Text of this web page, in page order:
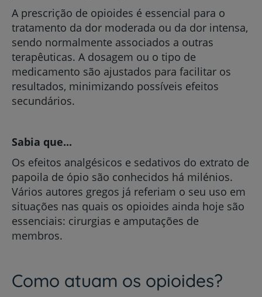
A prescrição de opioides é essencial para o
tratamento da dor moderada ou da dor intensa,
sendo normalmente associados a outras
terapêuticas. A dosagem ou o tipo de
medicamento são ajustados para facilitar os
resultados, minimizando possíveis efeitos
secundários.
Sabia que...
Os efeitos analgésicos e sedativos do extrato de
papoila de ópio são conhecidos há milénios.
Vários autores gregos já referiam o seu uso em
situações nas quais os opioides ainda hoje são
essenciais: cirurgias e amputações de
membros.
Como atuam os opioides?